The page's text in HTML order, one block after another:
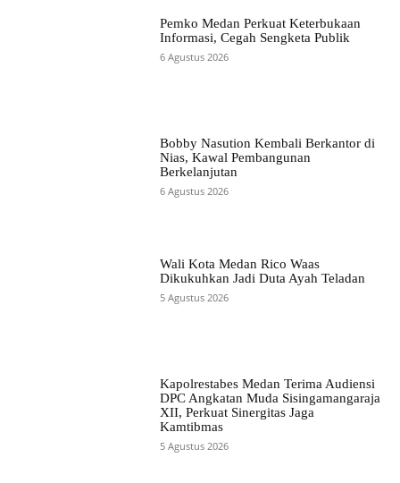
Pemko Medan Perkuat Keterbukaan
Informasi, Cegah Sengketa Publik
6 Agustus 2026
Bobby Nasution Kembali Berkantor di
Nias, Kawal Pembangunan
Berkelanjutan
6 Agustus 2026
Wali Kota Medan Rico Waas
Dikukuhkan Jadi Duta Ayah Teladan
5 Agustus 2026
Kapolrestabes Medan Terima Audiensi
DPC Angkatan Muda Sisingamangaraja
XII, Perkuat Sinergitas Jaga
Kamtibmas
5 Agustus 2026